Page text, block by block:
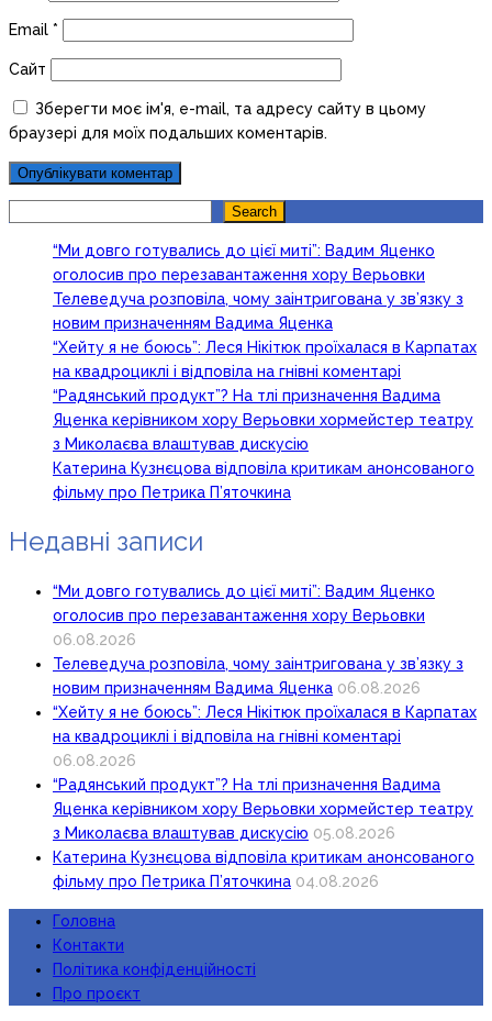
Email *
Сайт
Зберегти моє ім'я, e-mail, та адресу сайту в цьому
браузері для моїх подальших коментарів.
Search
“Ми довго готувались до цієї миті”: Вадим Яценко
оголосив про перезавантаження хору Верьовки
Телеведуча розповіла, чому заінтригована у зв’язку з
новим призначенням Вадима Яценка
“Хейту я не боюсь”: Леся Нікітюк проїхалася в Карпатах
на квадроциклі і відповіла на гнівні коментарі
“Радянський продукт”? На тлі призначення Вадима
Яценка керівником хору Верьовки хормейстер театру
з Миколаєва влаштував дискусію
Катерина Кузнєцова відповіла критикам анонсованого
фільму про Петрика П’яточкина
Недавні записи
“Ми довго готувались до цієї миті”: Вадим Яценко
оголосив про перезавантаження хору Верьовки
06.08.2026
Телеведуча розповіла, чому заінтригована у зв’язку з
новим призначенням Вадима Яценка 06.08.2026
“Хейту я не боюсь”: Леся Нікітюк проїхалася в Карпатах
на квадроциклі і відповіла на гнівні коментарі
06.08.2026
“Радянський продукт”? На тлі призначення Вадима
Яценка керівником хору Верьовки хормейстер театру
з Миколаєва влаштував дискусію 05.08.2026
Катерина Кузнєцова відповіла критикам анонсованого
фільму про Петрика П’яточкина 04.08.2026
Головна
Контакти
Політика конфіденційності
Про проєкт